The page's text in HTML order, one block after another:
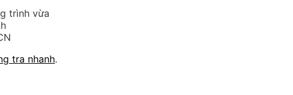
trình vừa
tra nhanh.